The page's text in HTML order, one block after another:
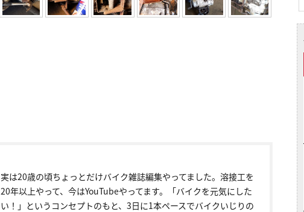
実は20歳の頃ちょっとだけバイク雑誌編集やってました。溶接工を
20年以上やって、今はYouTubeやってます。「バイクを元気にした
い！」というコンセプトのもと、3日に1本ペースでバイクいじりの